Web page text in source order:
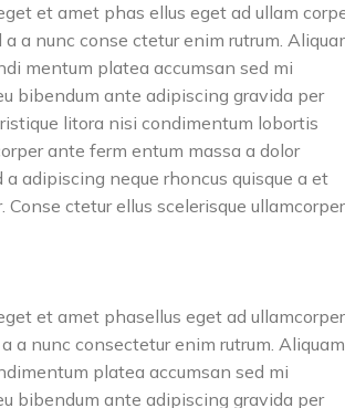
et amet phas ellus eget ad ullam
a nunc conse ctetur enim rutrum.
mentum platea accumsan sed mi
bibendum ante adipiscing gravida per
litora nisi condimentum lobortis
ante ferm entum massa a dolor
adipiscing neque rhoncus quisque a et
Conse ctetur ellus scelerisque ullamcorper
et amet phasellus eget ad ullamcorper
a nunc consectetur enim rutrum. Aliquam
platea accumsan sed mi
bibendum ante adipiscing gravida per